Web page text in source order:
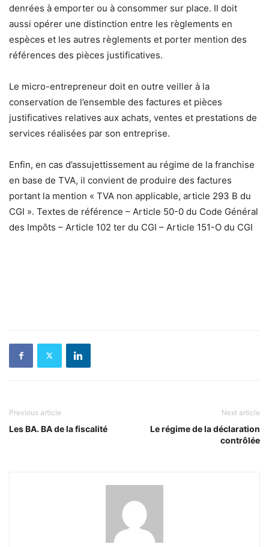
denrées à emporter ou à consommer sur place. Il doit
aussi opérer une distinction entre les règlements en
espèces et les autres règlements et porter mention des
références des pièces justificatives.
Le micro-entrepreneur doit en outre veiller à la
conservation de l’ensemble des factures et pièces
justificatives relatives aux achats, ventes et prestations de
services réalisées par son entreprise.
Enfin, en cas d’assujettissement au régime de la franchise
en base de TVA, il convient de produire des factures
portant la mention « TVA non applicable, article 293 B du
CGI ». Textes de référence – Article 50-0 du Code Général
des Impôts – Article 102 ter du CGI – Article 151-O du CGI
Previous article
Les BA. BA de la fiscalité
Next article
Le régime de la déclaration
contrôlée